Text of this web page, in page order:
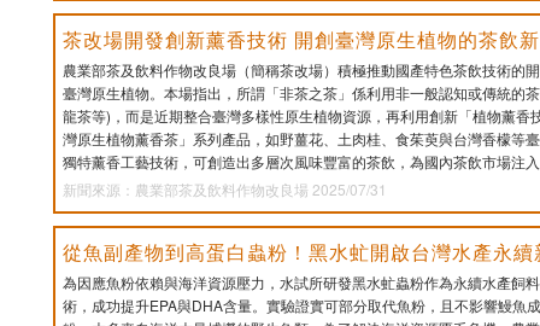
茶改場開發創新薰香技術 開創臺灣原生植物的茶飲
農業部茶及飲料作物改良場（簡稱茶改場）積極推動國產特色茶飲技術的
臺灣原生植物。本場指出，所謂「非茶之茶」係利用非一般認知或傳統的
龍茶等)，而是近期整合臺灣多樣性原生植物資源，再利用創新「植物薰香
灣原生植物薰香茶」系列產品，如野薑花、土肉桂、食茱萸與台灣香檬等
獨特薰香工藝技術，可創造出多層次風味豐富的茶飲，為國內茶飲市場注
新聞來源：農業部茶及飲料作物改良場 2025/07/31
從魚副產物到高蛋白蟲粉！黑水虻開啟台灣水產永續
為因應魚粉依賴與海洋資源壓力，水試所研發黑水虻蟲粉作為永續水產飼
術，成功提升EPA與DHA含量。實驗證實可部分取代魚粉，且不影響鰻魚